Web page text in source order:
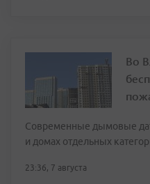
Во
Современные дымовые
и домах отдельных
23:36, 7 августа